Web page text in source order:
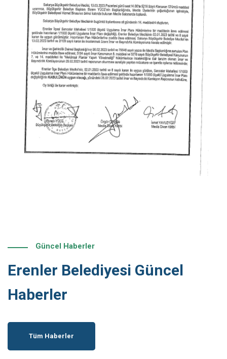
Güncel Haberler
Erenler Belediyesi Güncel
Haberler
Tüm Haberler